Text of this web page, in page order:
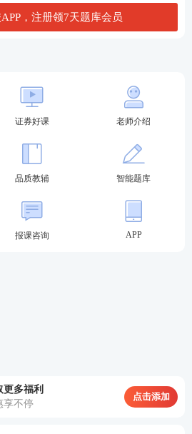
，注册领7天题库会员
证券好课 老师介绍
品质教辅 智能题库
报课咨询 APP
多福利
享不停
点击添加